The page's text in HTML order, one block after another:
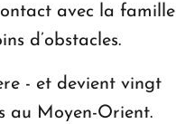
avec la famille
d’obstacles.
- et devient vingt
au Moyen-Orient.